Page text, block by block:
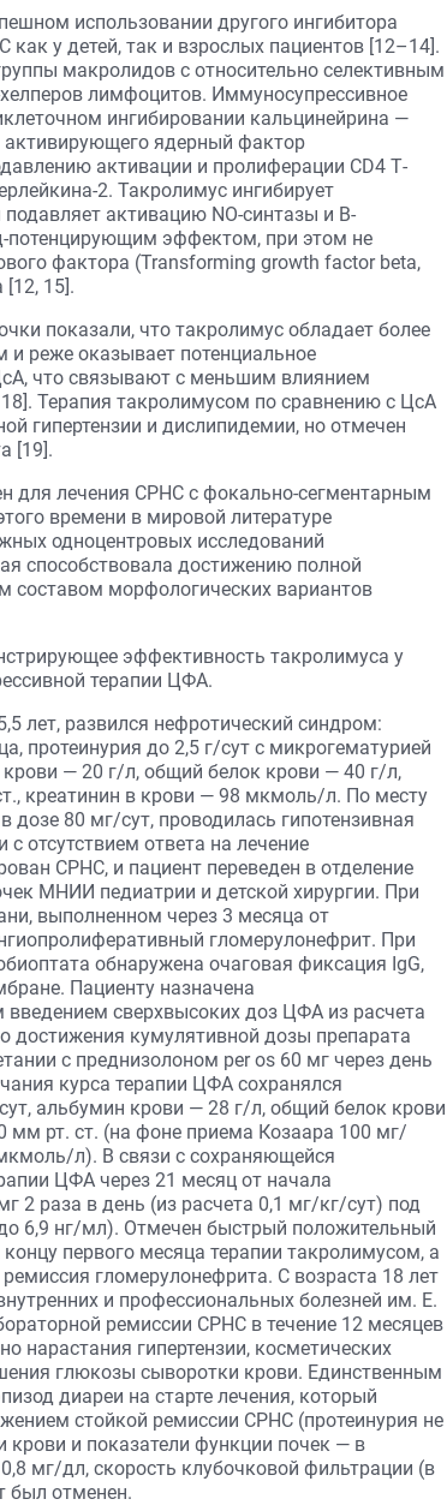
использовании другого ингибитора
у детей, так и взрослых пациентов [12–14].
макролидов с относительно селективным
лимфоцитов. Иммуносупрессивное
ингибировании кальцинейрина —
активирующего ядерный фактор
активации и пролиферации СD4 Т-
2. Такролимус ингибирует
активацию NO-синтазы и В-
потенцирующим эффектом, при этом не
факторa (Transforming growth factor beta,
15].
показали, что такролимус обладает более
реже оказывает потенциальное
что связывают с меньшим влиянием
Терапия такролимусом по сравнению с ЦсА
гипертензии и дислипидемии, но отмечен
[19].
для лечения СРНС с фокально-сегментарным
времени в мировой литературе
одноцентровых исследований
способствовала достижению полной
составом морфологических вариантов
эффективность такролимуса у
терапии ЦФА.
лет, развился нефротический синдром:
протеинурия до 2,5 г/сут с микрогематурией
— 20 г/л, общий белок крови — 40 г/л,
креатинин в крови — 98 мкмоль/л. По месту
дозе 80 мг/сут, проводилась гипотензивная
отсутствием ответа на лечение
СРНС, и пациент переведен в отделение
МНИИ педиатрии и детской хирургии. При
выполненном через 3 месяца от
гломерулонефрит. При
обнаружена очаговая фиксация IgG,
Пациенту назначена
сверхвысоких доз ЦФА из расчета
достижения кумулятивной дозы препарата
с преднизолоном per os 60 мг через день
курса терапии ЦФА сохранялся
альбумин крови — 28 г/л, общий белок крови
мм рт. ст. (на фоне приема Козаара 100 мг/
л). В связи с сохраняющейся
ЦФА через 21 месяц от начала
2 раза в день (из расчета 0,1 мг/кг/сут) под
6,9 нг/мл). Отмечен быстрый положительный
первого месяца терапии такролимусом, а
гломерулонефрита. С возраста 18 лет
и профессиональных болезней им. Е.
ремиссии СРНС в течение 12 месяцев
нарастания гипертензии, косметических
глюкозы сыворотки крови. Единственным
диареи на старте лечения, который
стойкой ремиссии СРНС (протеинурия не
крови и показатели функции почек — в
мг/дл, скорость клубочковой фильтрации (в
был отменен.